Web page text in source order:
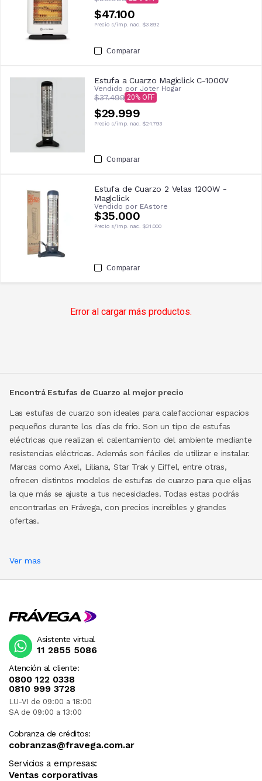
$47.100
Precio s/imp. nac. $3.892
Comparar
Estufa a Cuarzo Magiclick C-1000V
Vendido por Joter Hogar
$37.499 20
$29.999
Precio s/imp. nac. $24.793
Comparar
Estufa de Cuarzo 2 Velas 1200W -
Magiclick
Vendido por EAstore
$35.000
Precio s/imp. nac. $31.000
Comparar
Error al cargar más productos.
Encontrá Estufas de Cuarzo al mejor precio
Las estufas de cuarzo son ideales para calefaccionar espacios
pequeños durante los días de frío. Son un tipo de estufas
eléctricas que realizan el calentamiento del ambiente mediante
resistencias eléctricas. Además son fáciles de utilizar e instalar.
Marcas como Axel, Liliana, Star Trak y Eiffel, entre otras,
ofrecen distintos modelos de estufas de cuarzo para que elijas
la que más se ajuste a tus necesidades. Todas estas podrás
encontrarlas en Frávega, con precios increíbles y grandes
ofertas.
Ver mas
Atención al cliente:
0800 122 0338
0810 999 3728
LU-VI de 09:00 a 18:00
SA de 09:00 a 13:00
Cobranza de créditos:
cobranzas@fravega.com.ar
Servicios a empresas:
Ventas corporativas
Asistente virtual
11 2855 5086